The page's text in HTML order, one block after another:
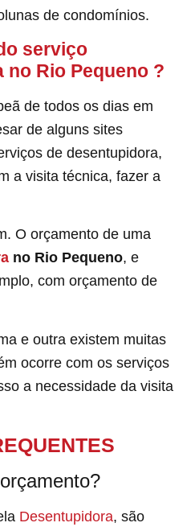
de condomínios.
serviço
no Rio Pequeno ?
de todos os dias em
de alguns sites
de desentupidora,
a visita técnica, fazer a
O orçamento de uma
no Rio Pequeno, e
com orçamento de
e outra existem muitas
ocorre com os serviços
a necessidade da visita
Desentupidora, são